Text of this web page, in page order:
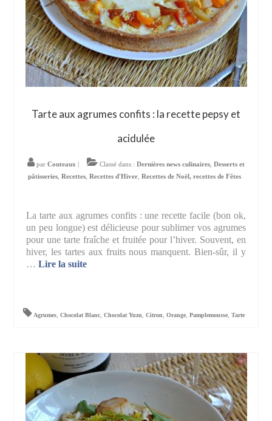
Tarte aux agrumes confits : la recette pepsy et
acidulée
par Couteaux Classé dans : Dernières news culinaires Desserts et
pâtisseries Recettes Recettes d'Hiver Recettes de Noël, recettes de Fêtes
La tarte aux agrumes confits : une recette facile (bon ok,
un peu longue) est délicieuse pour sublimer vos agrumes
pour une tarte fraîche et fruitée pour l’hiver. Souvent, en
hiver, les tartes aux fruits nous manquent. Bien-sûr, il y
…Lire la suite­­
Agrumes,Chocolat Blanc,Chocolat Yuzu,Citron,Orange,Pamplemousse,Tarte